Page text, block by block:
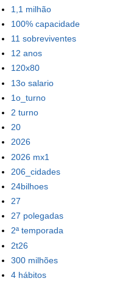
1,1 milhão
100% capacidade
11 sobreviventes
12 anos
120x80
13o salario
1o_turno
2 turno
20
2026
2026 mx1
206_cidades
24bilhoes
27
27 polegadas
2ª temporada
2t26
300 milhões
4 hábitos